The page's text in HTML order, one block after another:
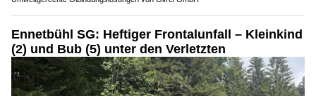
Ennetbühl SG: Heftiger Frontalunfall – Kleinkind
(2) und Bub (5) unter den Verletzten